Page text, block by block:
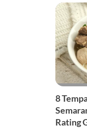
8
Rating